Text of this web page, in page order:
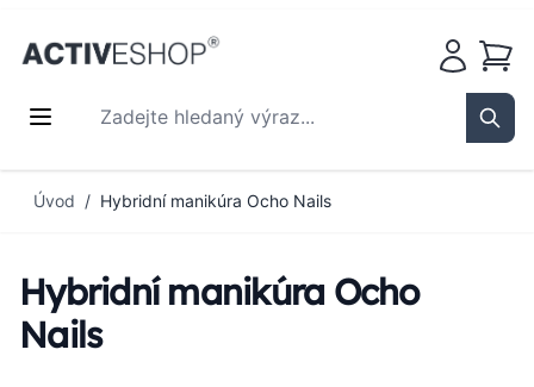
Zadejte hledaný výraz...
Košík
Úvod / Hybridní manikúra Ocho Nails
Hybridní manikúra Ocho
Nails